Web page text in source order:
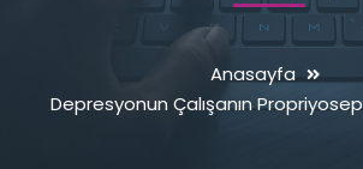
Anasayfa
Depresyonun Çalışanın